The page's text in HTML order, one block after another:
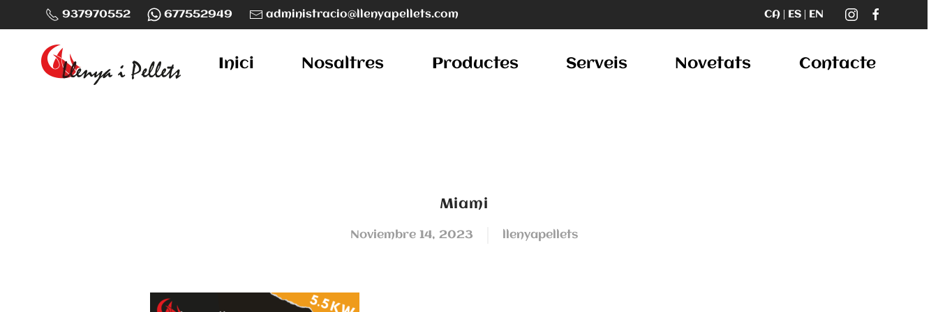
937970552 677552949 administracio@llenyapellets.com
Inici Nosaltres Productes Serveis Novetats Contacte
Miami
noviembre 14, 2023 llenyapellets